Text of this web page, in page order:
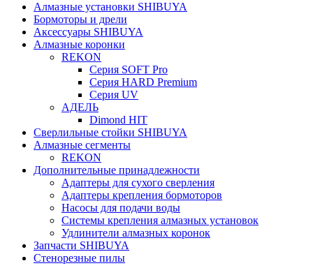
Алмазные установки SHIBUYA
Бормоторы и дрели
Аксессуары SHIBUYA
Алмазные коронки
REKON
Серия SOFT Pro
Серия HARD Premium
Серия UV
АДЕЛЬ
Dimond HIT
Сверлильные стойки SHIBUYA
Алмазные сегменты
REKON
Дополнительные принадлежности
Адаптеры для сухого сверления
Адаптеры крепления бормоторов
Насосы для подачи воды
Системы крепления алмазных установок
Удлинители алмазных коронок
Запчасти SHIBUYA
Стенорезные пилы